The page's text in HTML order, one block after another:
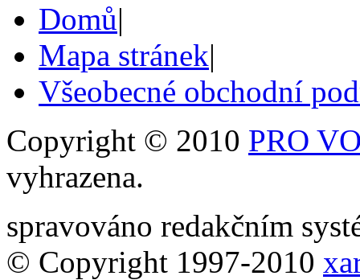
Domů|
Mapa stránek|
Všeobecné obchodní
Copyright © 2010 PRO
vyhrazena.
spravováno redakčním
© Copyright 1997-2010